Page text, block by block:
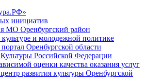
инициатив
МО Оренбургский район
и молодежной политике
Оренбургской области
Российской Федерации
оценки качества оказания услуг
развития культуры Оренбургской